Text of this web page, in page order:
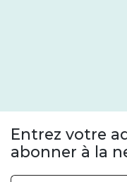
Entrez votre
abonner à la
Adresse email